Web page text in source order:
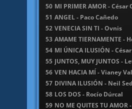
50 MI PRIMER AMOR - César
51 ANGEL - Paco Cañedo
52 VENECIA SIN TI - Ovnis
53 AMAME TIERNAMENTE -
54 MI ÚNICA ILUSIÓN -
55 JUNTOS, MUY JUNTOS -
56 VEN HACIA MÍ - Vianey
57 DIVINA ILUSIÓN - Neil
58 LOS DOS - Rocío Dúrcal
59 NO ME QUITES TU AMOR